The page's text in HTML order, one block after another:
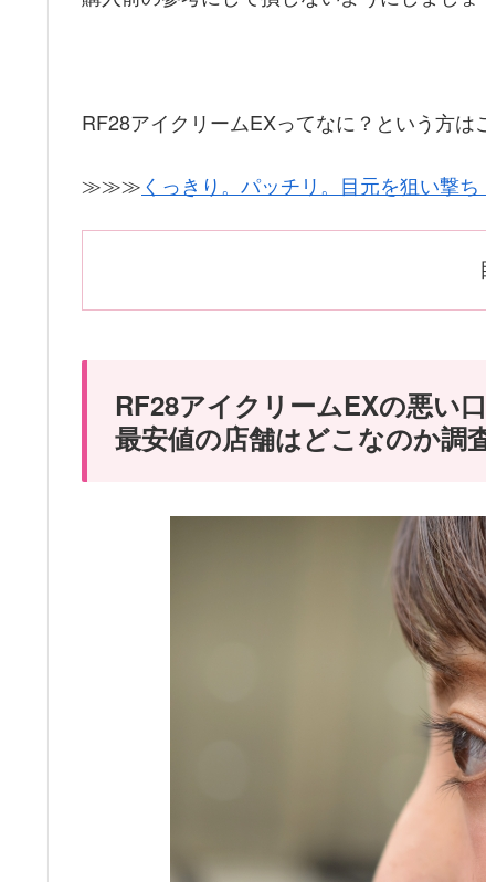
RF28アイクリームEXってなに？という方は
≫≫≫くっきり。パッチリ。目元を狙い撃ち
RF28アイクリームEXの悪い
最安値の店舗はどこなのか調